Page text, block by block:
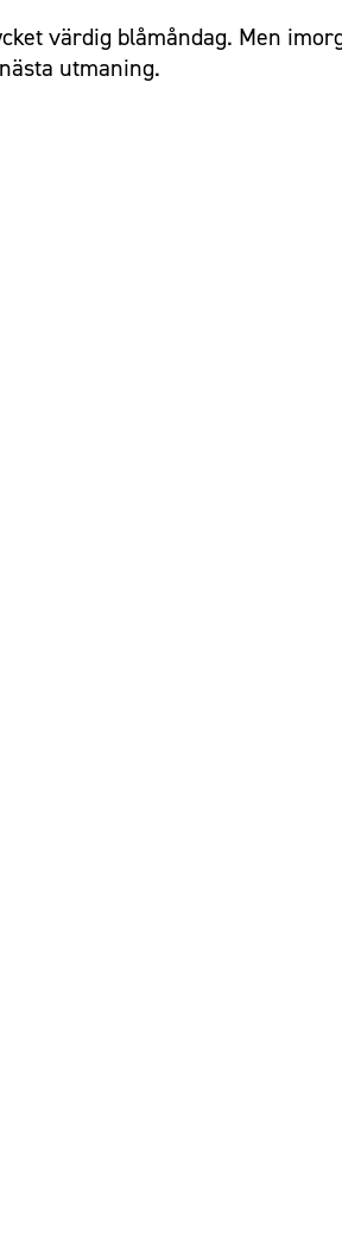
värdig blåmåndag. Men
utmaning.